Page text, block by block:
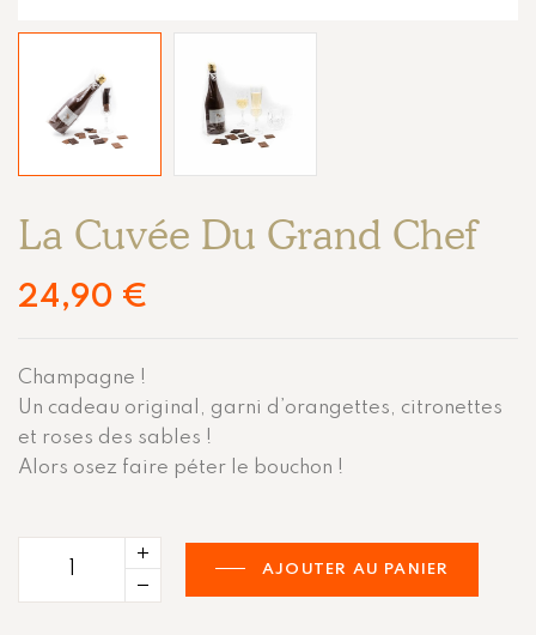
La Cuvée Du Grand Chef
24,90 €
Champagne !
Un cadeau original, garni d’orangettes, citronettes
et roses des sables !
Alors osez faire péter le bouchon !
AJOUTER AU PANIER